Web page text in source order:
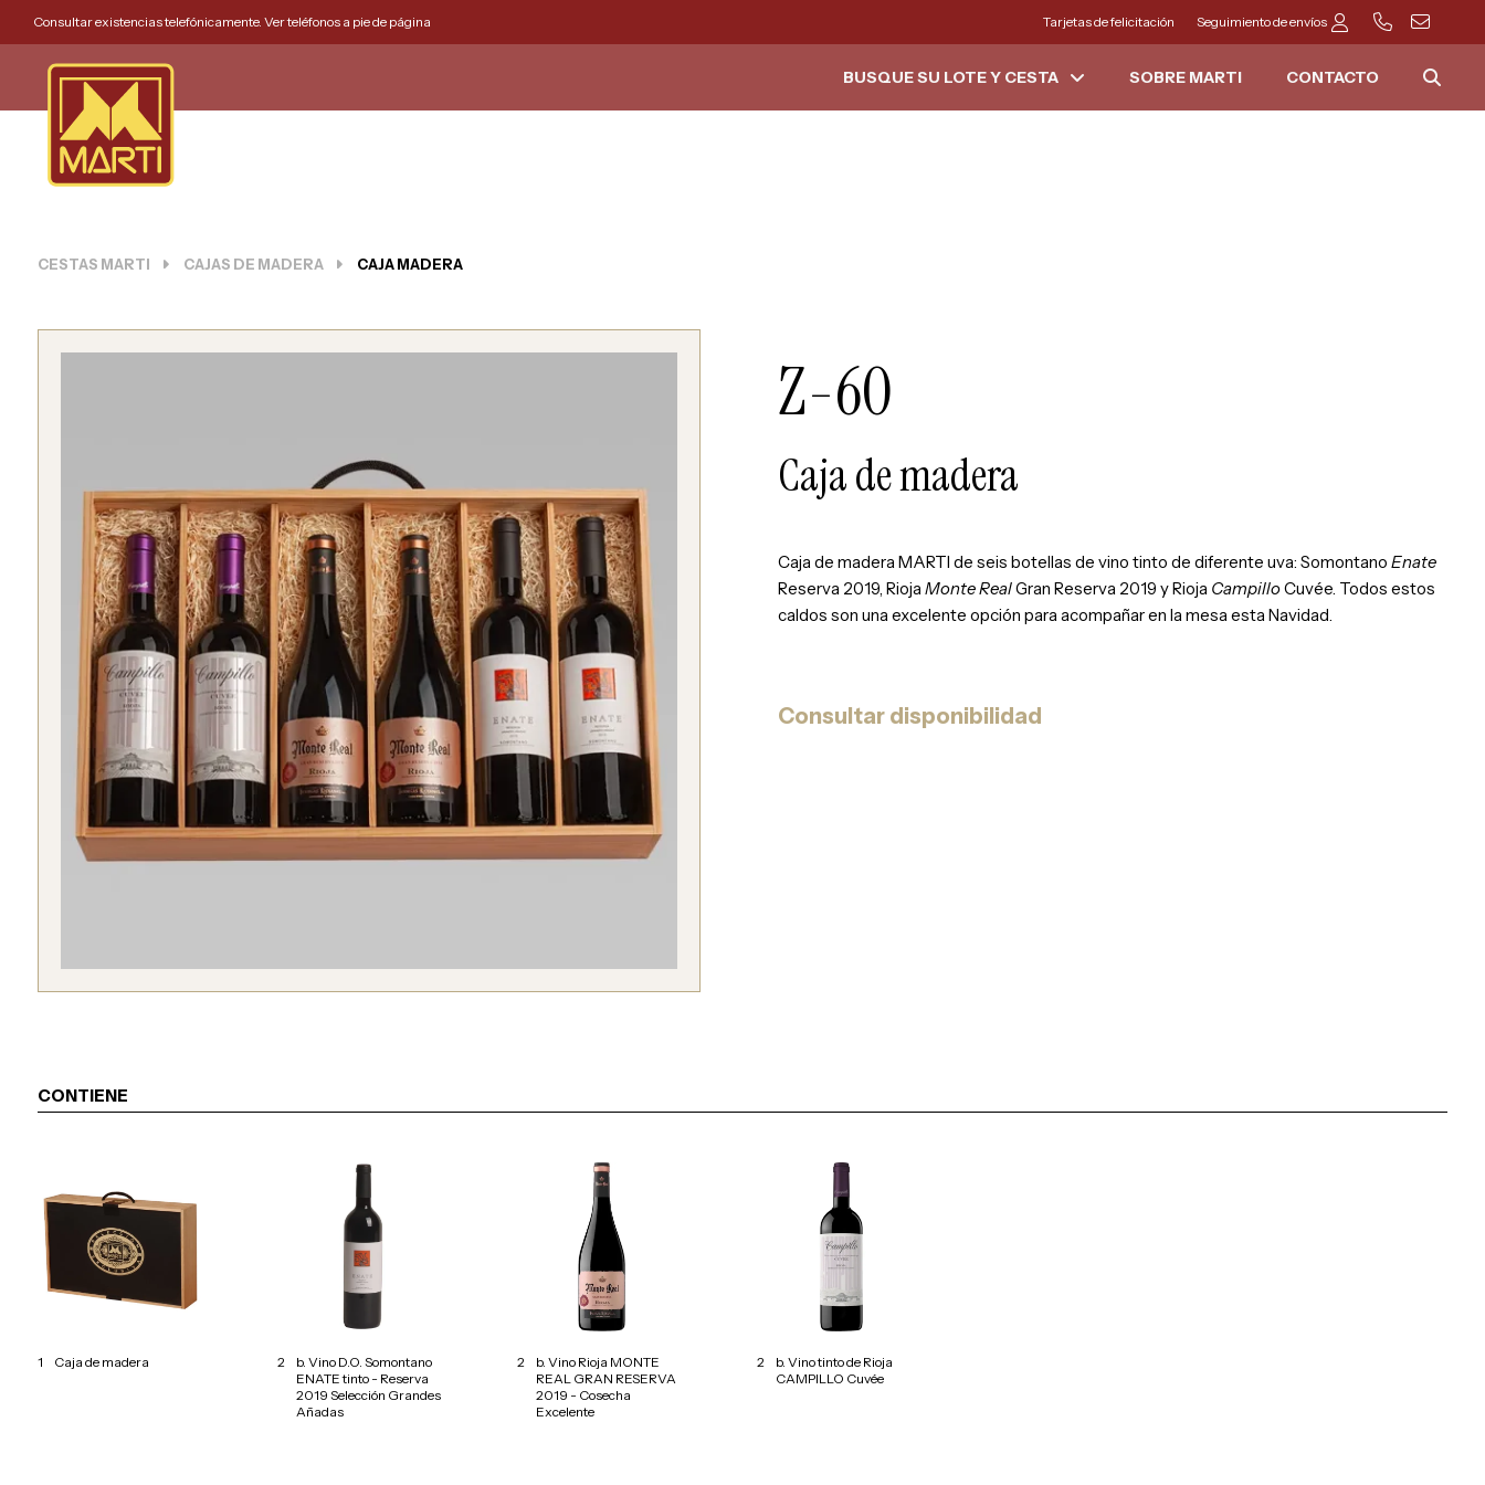
Consultar existencias telefónicamente. Ver teléfonos a pie de página Tarjetas de felicitación Seguimiento de envíos
BUSQUE SU LOTE Y CESTA SOBRE MARTI CONTACTO
CESTAS MARTI CAJAS DE MADERA CAJA MADERA
Z-60
Caja de madera
Caja de madera MARTI de seis botellas de vino tinto de diferente uva: Somontano Enate
Reserva 2019, Rioja Monte RealGran Reserva 2019 y Rioja CampilloCuvée. Todos estos
caldos son una excelente opción para acompañar en la mesa esta Navidad.
Consultar disponibilidad
CONTIENE
1 Caja de madera 2
b. Vino D.O. Somontano
ENATE tinto - Reserva
2019 Selección Grandes
Añadas
2
b. Vino Rioja MONTE
REAL GRAN RESERVA
2019 - Cosecha
Excelente
2
b. Vino tinto de Rioja
CAMPILLO Cuvée